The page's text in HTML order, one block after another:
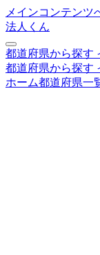
メインコンテンツ
法人くん
都道府県から探す
都道府県から探す
ホーム都道府県一